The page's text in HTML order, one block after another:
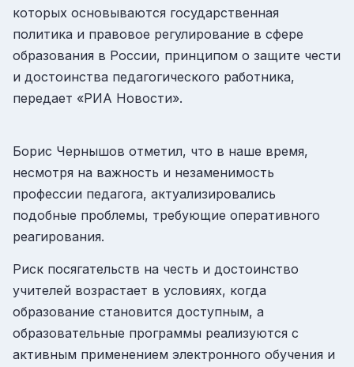
которых основываются государственная
политика и правовое регулирование в сфере
образования в России, принципом о защите чести
и достоинства педагогического работника,
передает «РИА Новости».
Борис Чернышов отметил, что в наше время,
несмотря на важность и незаменимость
профессии педагога, актуализировались
подобные проблемы, требующие оперативного
реагирования.
Риск посягательств на честь и достоинство
учителей возрастает в условиях, когда
образование становится доступным, а
образовательные программы реализуются с
активным применением электронного обучения и